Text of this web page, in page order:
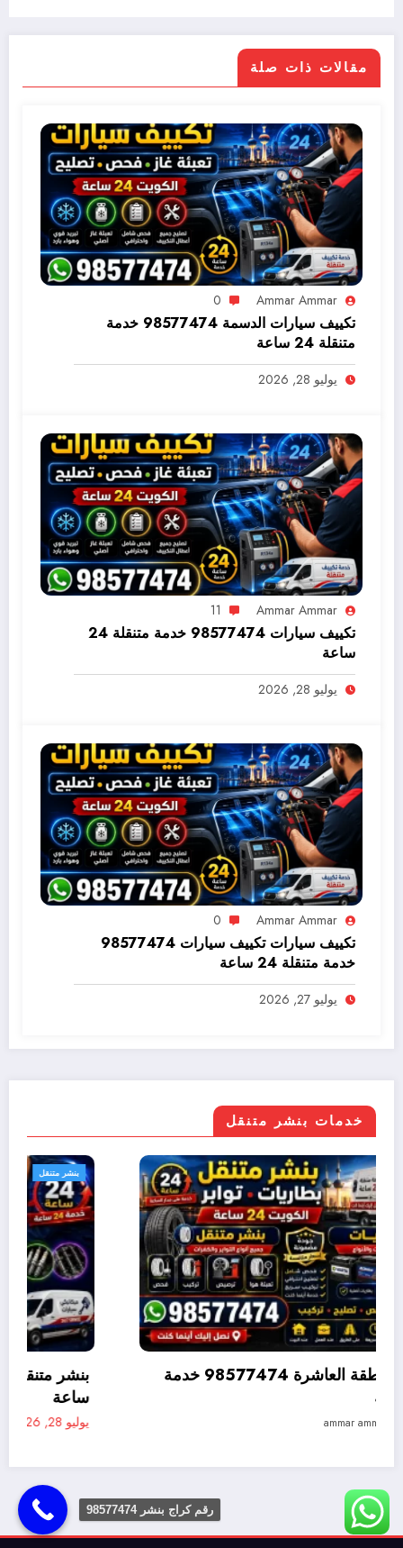
مقالات ذات صلة
Ammar Ammar
0
تكييف سيارات الدسمة 98577474 خدمة
متنقلة 24 ساعة
يوليو 28, 2026
Ammar Ammar
11
تكييف سيارات 98577474 خدمة متنقلة 24
ساعة
يوليو 28, 2026
Ammar Ammar
0
تكييف سيارات تكييف سيارات 98577474
خدمة متنقلة 24 ساعة
يوليو 27, 2026
خدمات بنشر متنقل
بنشر متنقل
ammar ammar
بنشر متنقل القصور 98577474 خدمة متنقلة 24
رقم كراج بنشر 98577474